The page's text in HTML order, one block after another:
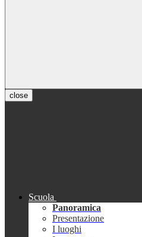
close
Scuola
Panoramica
Presentazione
I luoghi